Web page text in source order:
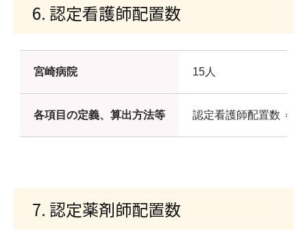
6. 認定看護師配置数
宮崎病院 15人
各項目の定義、算出方法等 認定看護師配置数 ＝
7. 認定薬剤師配置数